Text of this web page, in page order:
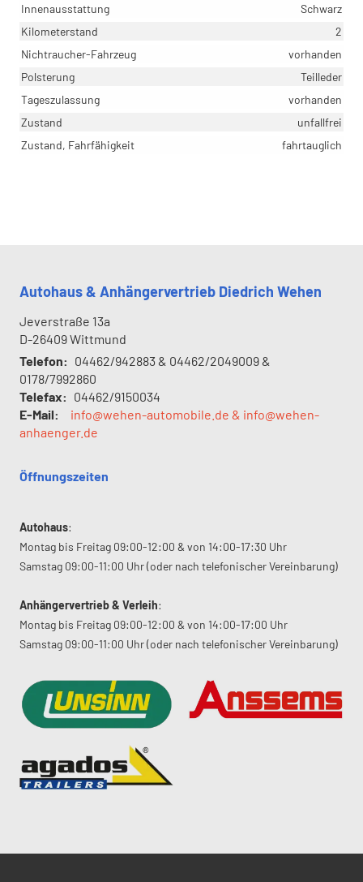
Innenausstattung
Schwarz
Kilometerstand
2
Nichtraucher-Fahrzeug
vorhanden
Polsterung
Teilleder
Tageszulassung
vorhanden
Zustand
unfallfrei
Zustand, Fahrfähigkeit
fahrtauglich
Autohaus & Anhängervertrieb Diedrich Wehen
Jeverstraße 13a
D-26409Wittmund
Telefon: 04462/942883 & 04462/2049009 &
0178/7992860
Telefax: 04462/9150034
E-Mail:
info@wehen-automobile.de & info@wehen-
anhaenger.de
Öffnungszeiten
Autohaus:
Montag bis Freitag 09:00-12:00 & von 14:00-17:30 Uhr
Samstag 09:00-11:00 Uhr (oder nach telefonischer Vereinbarung)
Anhängervertrieb & Verleih:
Montag bis Freitag 09:00-12:00 & von 14:00-17:00 Uhr
Samstag 09:00-11:00 Uhr (oder nach telefonischer Vereinbarung)